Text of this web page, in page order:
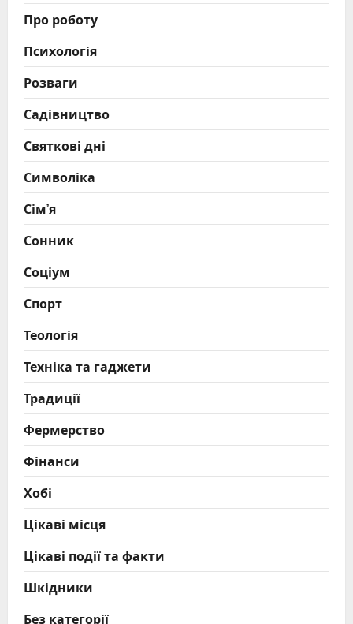
Про роботу
Психологія
Розваги
Садівництво
Святкові дні
Символіка
Сім’я
Сонник
Соціум
Спорт
Теологія
Техніка та гаджети
Традиції
Фермерство
Фінанси
Хобі
Цікаві місця
Цікаві події та факти
Шкідники
Без категорії